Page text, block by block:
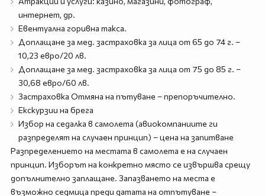
интернет, др.
Евентуална горивна такса.
Доплащане за мед. застраховка за лица от 65 до 74 г. –
10,23 евро/20 лв.
Доплащане за мед. застраховка за лица от 75 до 85 г. –
30,68 евро/60 лв.
Застраховка Отмяна на пътуване – препоръчително.
Екскурзии на брега
Избор на седалка в самолета (авиокомпаниите ги
разпределят на случаен принцип) – цена на запитване
Разпределението на местата в самолета е на случаен
принцип. Изборът на конкретно място се извършва срещу
допълнително заплащане. Запазването на места е
възможно седмица преди датата на отпътуване –